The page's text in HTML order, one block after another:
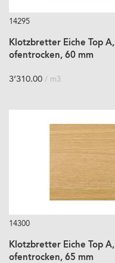
14295
Klotzbretter Eiche Top A,
ofentrocken, 60 mm
3’310.00 / m3
14300
Klotzbretter Eiche Top A,
ofentrocken, 65 mm